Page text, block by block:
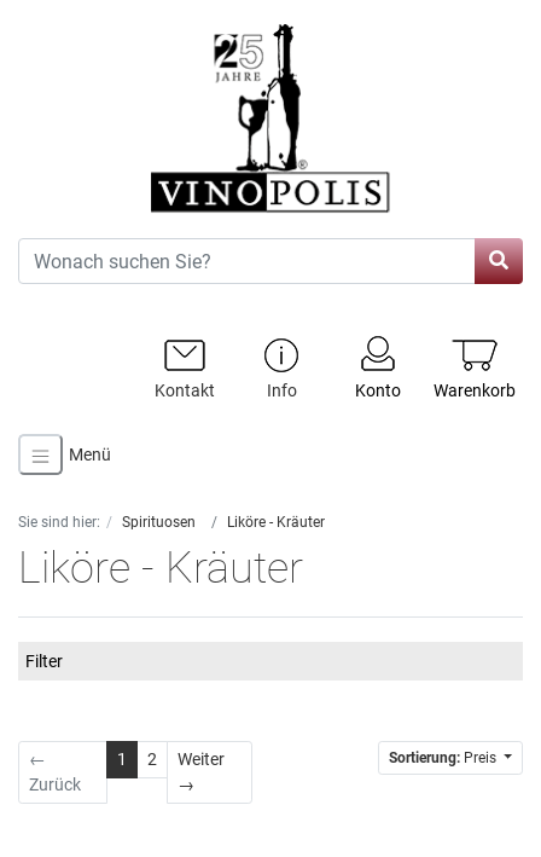
Warenkorb
Konto
Info
Kontakt
Menü
Sie sind hier: Spirituosen Liköre - Kräuter
Liköre - Kräuter
Filter
←
Zurück
1 2
Weiter
→
Sortierung: Preis